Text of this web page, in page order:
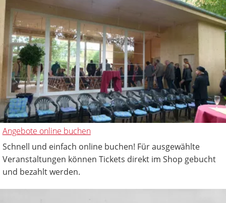
Angebote online buchen
Schnell und einfach online buchen! Für ausgewählte
Veranstaltungen können Tickets direkt im Shop gebucht
und bezahlt werden.